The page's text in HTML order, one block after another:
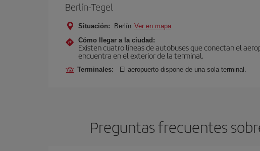
Berlín-Tegel
Situación: Berlín Ver en mapa
Cómo llegar a la ciudad:
Existen cuatro líneas de autobuses que conectan el
encuentra en el exterior de la terminal.
Terminales: El aeropuerto dispone de una sola terminal.
Preguntas frecuentes